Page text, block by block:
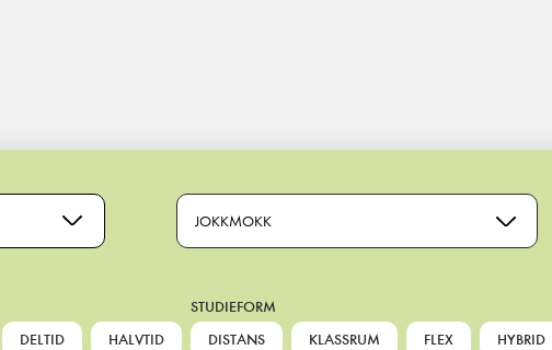
JOKKMOKK
DELTID HALVTID
STUDIEFORM
DISTANS
KLASSRUM FLEX HYBRID